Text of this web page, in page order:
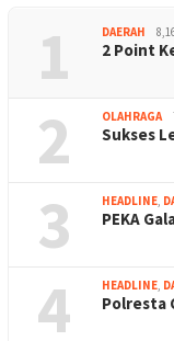
1 DAERAH
2 Point
2 OLAHRAGA
Sukses
3 HEADLINE,
PEKA
4 HEADLINE,
Polresta